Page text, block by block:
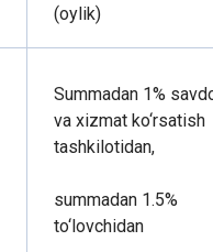
(oylik)
Summadan 1%
va xizmat ko‘rsatish
tashkilotidan,
summadan 1.5%
to‘lovchidan